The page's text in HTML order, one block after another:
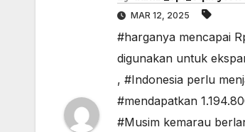
MAR 12, 2025
#harganya mencapai
digunakan untuk
, #Indonesia perlu
#mendapatkan
#Musim kemarau